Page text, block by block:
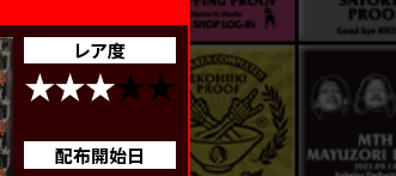
レア度
配布開始日